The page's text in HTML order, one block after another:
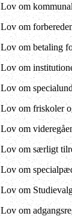
Lov om
Lov om
Lov om betaling
Lov om
Lov om
Lov om friskoler
Lov om
Lov om særligt
Lov om
Lov om
Lov om